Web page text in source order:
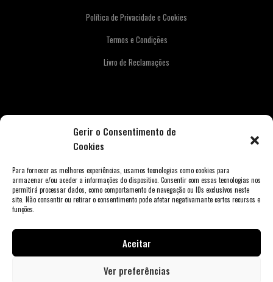
Gerir o Consentimento de
Cookies
Para fornecer as melhores experiências, usamos tecnologias como cookies para
armazenar e/ou aceder a informações do dispositivo. Consentir com essas tecnologias nos
permitirá processar dados, como comportamento de navegação ou IDs exclusivos neste
site. Não consentir ou retirar o consentimento pode afetar negativamante certos recursos e
funções.
Aceitar
Ver preferências
Política de Privacidade e Cookies
Termos e Condições
Livro de Reclamações
Copyright © 2026 Weber Store Porto. Todos os direitos reservados.